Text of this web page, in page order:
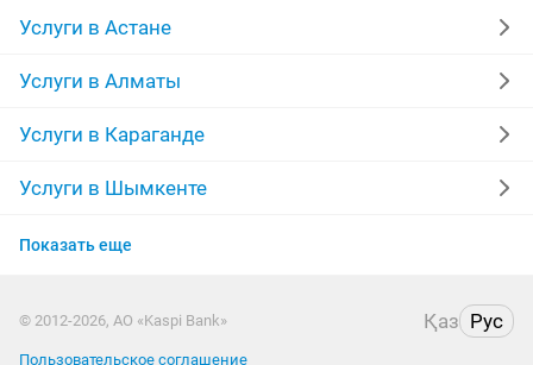
тамада прихожая
компьютер стяжка полов
материнская плата
фотограф шкаф
обои сварочные работы
Услуги в Астане
Услуги в Алматы
Услуги в Караганде
Услуги в Шымкенте
Услуги в Усть-Каменогорске
Услуги в Павлодаре
Показать еще
© 2012-2026, АО «Kaspi Bank» Қаз Рус
Пользовательское соглашение